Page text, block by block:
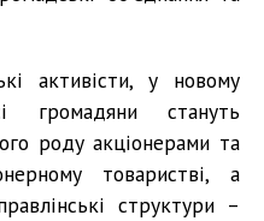
активісти, у новому
громадяни стануть
роду акціонерами та
товаристві, а
структури –